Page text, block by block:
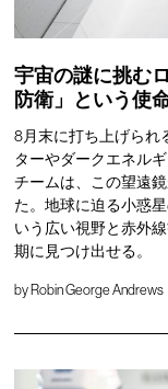
宇宙の謎に挑む
防衛」という使
8月末に打ち上げられ
ターやダークエネル
チームは、この望遠
た。地球に迫る小惑
いう広い視野と赤外
期に見つけ出せる。
by Robin George Andrews